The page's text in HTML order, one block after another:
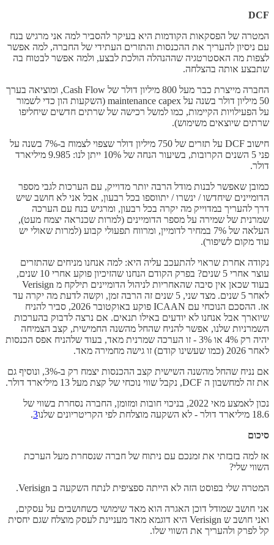
DCF
המטרה של הפסקאות הקודמות היא בעיקר להסביר למה אני מרגיש בנח
עם ניסיון להעריך את ההכנסות והתזרים העתידי של החברה, למה אפשר
לצפות מה האסטרטגיה שההנהלה הולכת לבצע, ולמה אפשר לבטוח בה
שתבצע אותה בהצלחה.
החברה מייצרת כבר מעל 800 מיליון דולר של Cash Flow, ומוציאה בערך
50 מיליון דולר בשנה על maintenance capex (השקעות הון כדי לשמור
על הפעילויות הקיימות, כמו למשל רכישה של שרתים חדשים שיחליפו
שרתים שיוצאים משימוש).
חישוב DCF על תזרים של 750 מיליון דולר שצפוי לצמוח ב-7% בשנה על
פני 5 השנים הקרובות, בשיעור הנחה של 10% ייתן לנו: 9.985 מיליארד
דולר.
כמובן שאפשר לבנות מודל הרבה יותר מדוייק, עם הערכות לגבי מספר
הדומיינים שיחדשו / ינשרו / יתווספו בכל רבעון, אבל אני לא חושב שיש
דרך להעריך במדוייק מה יקרה בכל רבעון, ומרגיש בנח עם הערכה
שמרנית של שמירה על מספר הדומיינים (למרות שכנראה יצמח מעט),
העלאה של 7% במחיר לדומיין, ומרווח תפעולי קבוע (למרות שאולי יש
עוד מקום לשיפור).
נקודה אחרת שראוי להתעכב עליה היא: למה אנחנו מניחים שהתזרים
עוצר אחרי 5 שנים? בפרק הקודם הנחנו שהזיכיון פוקע אחרי 10 שנים,
בעוד שכאן אין סיבה שהאחריות לניהול הדומיינים תילקח מ ​​Verisign
לאחר 5 שנים. מצד שני, 5 שנים זה הרבה זמן, וקשה לדעת מה יקרה עד
אז. ההסכם הנוכחי עם ICAAN פוקע באוקטובר 2026, סביר להניח
שיוארך אבל אנחנו לא יודעים באילו תנאים. אם נרצה לדבוק בהערכות
השמרניות שלנו, אפשר להניח שהחל מהשנה החמישית, קצב הצמיחה
יהיה רק 4% או 3% - זו הערכה שמרנית מאד, בעוד שלהניח אפס הכנסות
לאחר 2026 (כמו שעשינו קודם) זו גישה מחמירה מאד.
אם נניח שהחל מהשנה השישית קצב ההכנסות יצמח רק ב-3%, ונוסיף גם
את זה למחשבון ה DCF, נקבל שווי נוכחי של קצת מעל 13 מיליארד דולר.
נכון לאמצע מאי 2022, בניכוי חובות ומזומן, החברה נסחרת בשווי של
18.6 מיליארד דולר - לא השקעה מוצלחת לפי הקריטריונים שלנו
3
.
סיכום
אז למה בזבזתי את זמנכם עם ניתוח של חברה שנסחרת מעל הערכת
השווי שלי?
המטרה שלי בפוסט הזה לא הייתה ספציפית לנתח השקעה ב ​​Verisign.
אני חושב שמודל דוכן האגרה הוא מאד שימושי כשחושבים על עסקים,
ואני חושב ש ​​Verisign היא דוגמא מאד מעניינת לעסק מוצלח שגם יחסית
קל לפרק ולהעריך את השווי שלו.